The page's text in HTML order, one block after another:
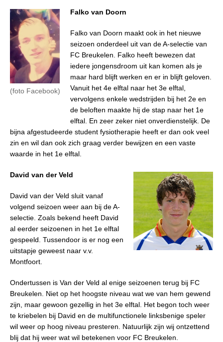
STANDEN
DATUM
(foto Facebook)
Falko van Doorn
Falko van Doorn maakt ook in het nieuwe
seizoen onderdeel uit van de A-selectie van
FC Breukelen. Falko heeft bewezen dat
iedere jongensdroom uit kan komen als je
maar hard blijft werken en er in blijft geloven.
Vanuit het 4e elftal naar het 3e elftal,
vervolgens enkele wedstrijden bij het 2e en
de beloften maakte hij de stap naar het 1e
elftal. En zeer zeker niet onverdienstelijk. De
bijna afgestudeerde student fysiotherapie heeft er dan ook veel
zin en wil dan ook zich graag verder bewijzen en een vaste
waarde in het 1e elftal.
David van der Veld
David van der Veld sluit vanaf
volgend seizoen weer aan bij de A-
selectie. Zoals bekend heeft David
al eerder seizoenen in het 1e elftal
gespeeld. Tussendoor is er nog een
uitstapje geweest naar v.v.
Montfoort.
Ondertussen is Van der Veld al enige seizoenen terug bij FC
Breukelen. Niet op het hoogste niveau wat we van hem gewend
zijn, maar gewoon gezellig in het 3e elftal. Het begon toch weer
te kriebelen bij David en de multifunctionele linksbenige speler
wil weer op hoog niveau presteren. Natuurlijk zijn wij ontzettend
blij dat hij weer wat wil betekenen voor FC Breukelen.